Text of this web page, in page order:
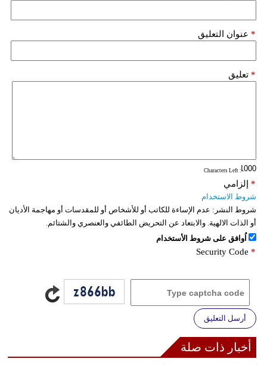
عنوان التعليق *
تعليق *
: Characters Left
إلزامي *
شروط الاستخدام
شروط النشر: عدم الإساءة للكاتب أو للأشخاص أو للمقدسات أو مهاجمة الأديان
أو الذات الالهية. والابتعاد عن التحريض الطائفي والعنصري والشتائم.
اُوافق على شروط الأستخدام
Security Code *
أرسل التعليق
أخبار ذات صلة